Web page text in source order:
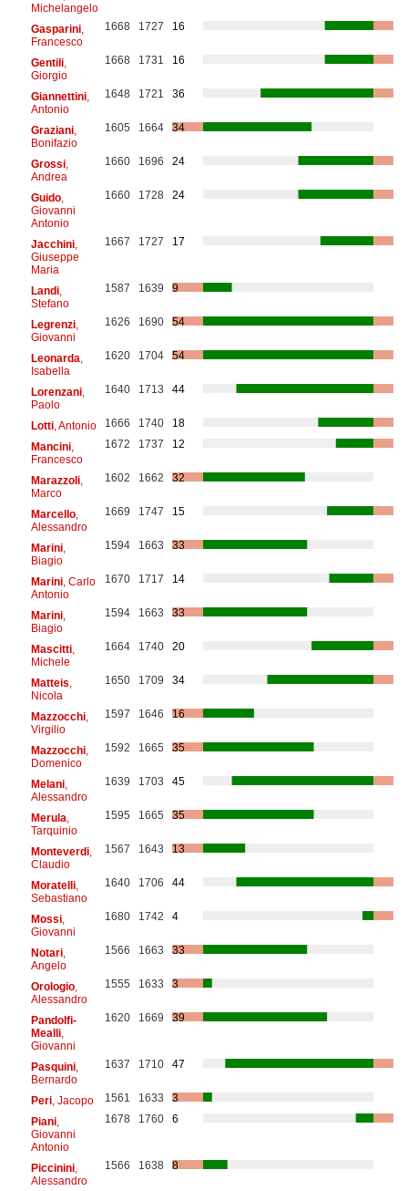
Michelangelo
Gasparini,
Francesco
1668 1727 16
Gentili,
Giorgio
1668 1731 16
Giannettini,
Antonio
1648 1721 36
Graziani,
Bonifazio
1605 1664 34
Grossi,
Andrea
1660 1696 24
Guido,
Giovanni
Antonio
1660 1728 24
Jacchini,
Giuseppe
Maria
1667 1727 17
Landi,
Stefano
1587 1639 9
Legrenzi,
Giovanni
1626 1690 54
Leonarda
Isabella
1620 1704 54
Lorenzani,
Paolo
1640 1713 44
Lotti, Antonio 1666 1740
18
Mancini,
Francesco
1672 1737 12
Marazzoli,
Marco
1602 1662 32
Marcello,
Alessandro
1669 1747 15
Marini,
Biagio
1594 1663 33
Marini, Carlo
Antonio
1670 1717 14
Marini,
Biagio
1594 1663 33
Mascitti,
Michele
1664 1740 20
Matteis
Nicola
1650 1709 34
Mazzocchi,
Virgilio
1597 1646 16
Mazzocchi,
Domenico
1592 1665 35
Melani,
Alessandro
1639 1703 45
Merula
Tarquinio
1595 1665 35
Monteverdi,
Claudio
1567 1643 13
Moratelli,
Sebastiano
1640 1706 44
Mossi,
Giovanni
1680 1742 4
Notari,
Angelo
1566 1663 33
Orologio,
Alessandro
1555 1633 3
Pandolfi-
Mealli,
Giovanni
1620 1669 39
Pasquini,
Bernardo
1637 1710 47
Peri, Jacopo 1561 1633
3
Piani,
Giovanni
Antonio
1678 1760 6
Piccinini,
Alessandro
1566 1638 8